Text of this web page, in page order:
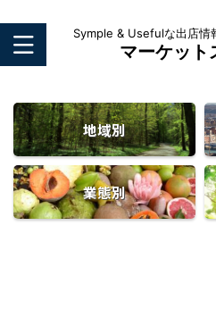
Symple & Usefulな出店
マーケット
地域別
業態別